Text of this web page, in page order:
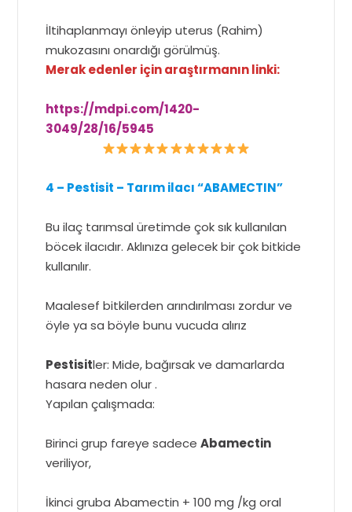
İltihaplanmayı önleyip uterus (Rahim)
mukozasını onardığı görülmüş.
Merak edenler için araştırmanın linki:
https://mdpi.com/1420-
3049/28/16/5945
4 – Pestisit – Tarım ilacı “ABAMECTIN”
Bu ilaç tarımsal üretimde çok sık kullanılan
böcek ilacıdır. Aklınıza gelecek bir çok bitkide
kullanılır.
Maalesef bitkilerden arındırılması zordur ve
öyle ya sa böyle bunu vucuda alırız
Pestisitler: Mide, bağırsak ve damarlarda
hasara neden olur .
Yapılan çalışmada:
Birinci grup fareye sadeceAbamectin
veriliyor,
İkinci gruba Abamectin + 100 mg /kg oral